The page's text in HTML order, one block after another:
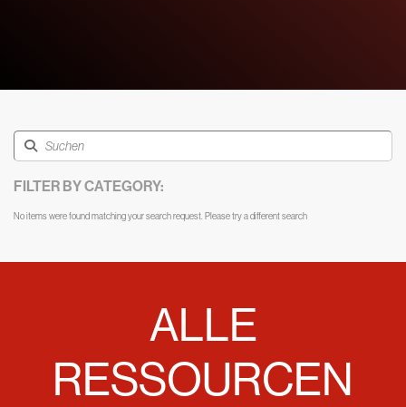
FILTER BY CATEGORY:
No items were found matching your search request. Please try a different search
ALLE
RESSOURCEN